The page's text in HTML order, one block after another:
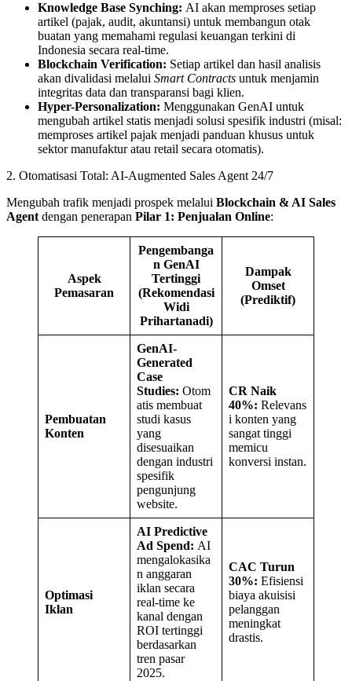
Knowledge Base Synching: AI akan memproses setiap
artikel (pajak, audit, akuntansi) untuk membangun otak
buatan yang memahami regulasi keuangan terkini di
Indonesia secara real-time.
Blockchain Verification: Setiap artikel dan hasil analisis
akan divalidasi melalui Smart Contracts untuk menjamin
integritas data dan transparansi bagi klien.
Hyper-Personalization: Menggunakan GenAI untuk
mengubah artikel statis menjadi solusi spesifik industri (misal:
memproses artikel pajak menjadi panduan khusus untuk
sektor manufaktur atau retail secara otomatis).
2. Otomatisasi Total: AI-Augmented Sales Agent 24/7
Mengubah trafik menjadi prospek melalui Blockchain & AI Sales
Agent dengan penerapan Pilar 1: Penjualan Online:
Aspek
Pemasaran
Pengembanga
n GenAI
Tertinggi
(Rekomendasi
Widi
Prihartanadi)
Dampak
Omset
(Prediktif)
Pembuatan
Konten
GenAI-
Generated
Case
Studies: Otom
atis membuat
studi kasus
yang
disesuaikan
dengan industri
spesifik
pengunjung
website.
CR Naik
40%: Relevans
i konten yang
sangat tinggi
memicu
konversi instan.
Optimasi
Iklan
AI Predictive
Ad Spend: AI
mengalokasika
n anggaran
iklan secara
real-time ke
kanal dengan
ROI tertinggi
berdasarkan
tren pasar
2025.
CAC Turun
30%: Efisiensi
biaya akuisisi
pelanggan
meningkat
drastis.